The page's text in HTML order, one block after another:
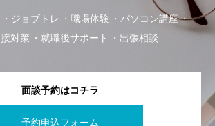
ジョブトレ 職場体験
パソコン講座
対策
就職後サポート 出張相談
面談予約はコチラ
予約申込フォーム